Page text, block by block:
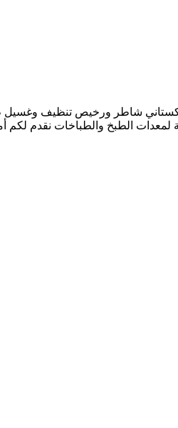
شاطر ورخيص تنظيف وغسيل
الطبخ والطباخات نقدم لكم